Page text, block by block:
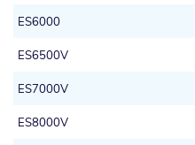
ES6000
ES6500V
ES7000V
ES8000V